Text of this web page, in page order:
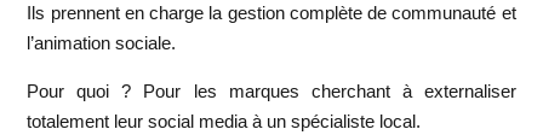
Ils prennent en charge la gestion complète de communauté et
l’animation sociale.
Pour quoi ? Pour les marques cherchant à externaliser
totalement leur social media à un spécialiste local.